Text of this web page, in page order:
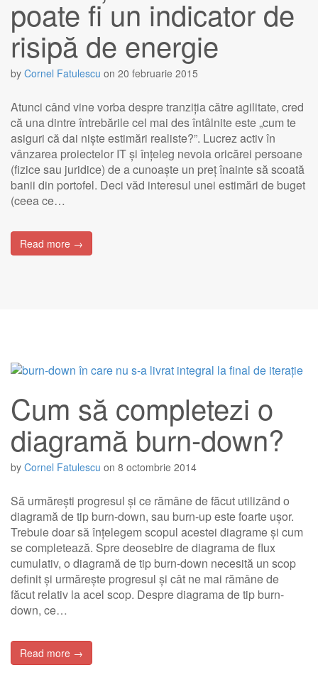
poate fi un indicator de
risipă de energie
by Cornel Fatulescu on 20 februarie 2015
Atunci când vine vorba despre tranziția către agilitate, cred
că una dintre întrebările cel mai des întâlnite este „cum te
asiguri că dai niște estimări realiste?”. Lucrez activ în
vânzarea proiectelor IT și înțeleg nevoia oricărei persoane
(fizice sau juridice) de a cunoaște un preț înainte să scoată
banii din portofel. Deci văd interesul unei estimări de buget
(ceea ce…
Read more →
Cum să completezi o
diagramă burn-down?
by Cornel Fatulescu on 8 octombrie 2014
Să urmărești progresul și ce rămâne de făcut utilizând o
diagramă de tip burn-down, sau burn-up este foarte ușor.
Trebuie doar să înțelegem scopul acestei diagrame și cum
se completează. Spre deosebire de diagrama de flux
cumulativ, o diagramă de tip burn-down necesită un scop
definit și urmărește progresul și cât ne mai rămâne de
făcut relativ la acel scop. Despre diagrama de tip burn-
down, ce…
Read more →